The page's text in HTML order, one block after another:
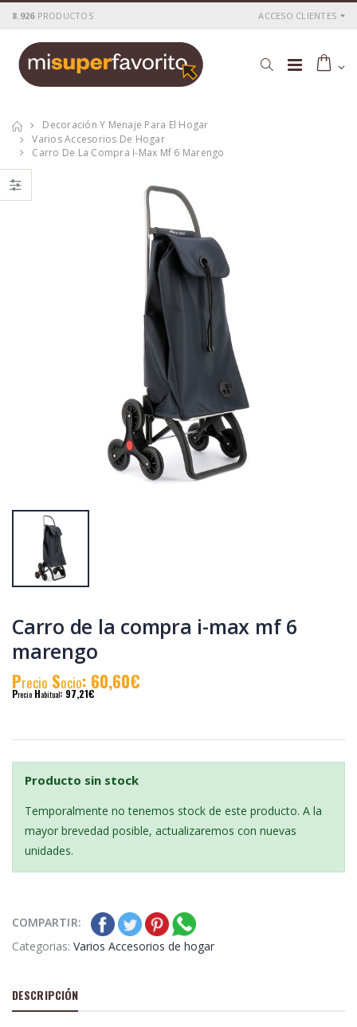
8.926 PRODUCTOS ACCESO CLIENTES
Decoración Y Menaje Para El Hogar
Varios Accesorios De Hogar
Carro De La Compra I-Max Mf 6 Marengo
Carro de la compra i-max mf 6
marengo
Precio Socio: 60,60€
Precio Habitual: 97,21€
Producto sin stock
Temporalmente no tenemos stock de este producto. A la
mayor brevedad posible, actualizaremos con nuevas
unidades.
COMPARTIR:
Categorias: Varios Accesorios de hogar
DESCRIPCIÓN
: 19,75€
: 33,14€
Bateria worgrip-
pro 14.4v.
1.5ah(45566)
recio
P recioH
Bateria worgrip-
pro 18v.
1.5ah(45567)
P recioS
Precio Habitual